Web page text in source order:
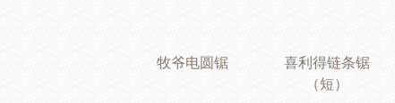
牧爷电圆锯
喜利得链条锯
（短）